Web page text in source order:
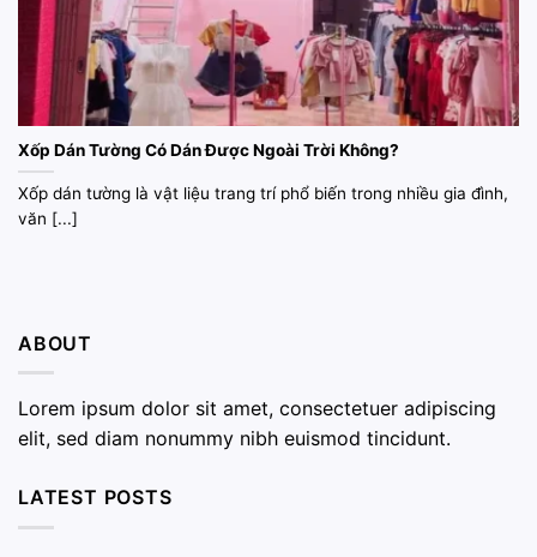
Xốp Dán Tường Có Dán Được Ngoài Trời Không?
Xốp dán tường là vật liệu trang trí phổ biến trong nhiều gia đình,
văn [...]
ABOUT
Lorem ipsum dolor sit amet, consectetuer adipiscing
elit, sed diam nonummy nibh euismod tincidunt.
LATEST POSTS